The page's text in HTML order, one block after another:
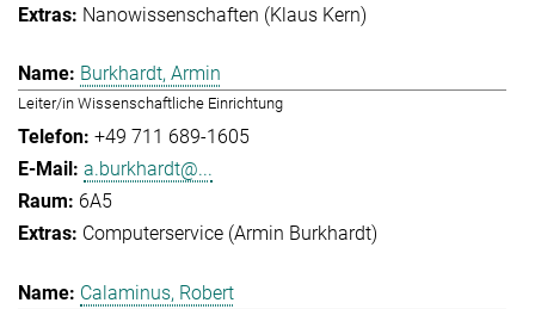
Nanowissenschaften (Klaus Kern)
Burkhardt, Armin
Leiter/in Wissenschaftliche Einrichtung
+49 711 689-1605
a.burkhardt@...
6A5
Computerservice (Armin Burkhardt)
Calaminus, Robert